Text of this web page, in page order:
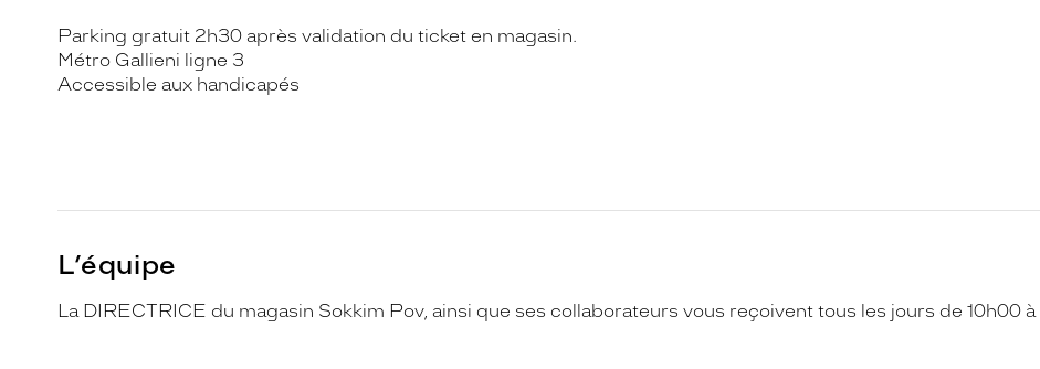
Parking gratuit 2h30 après validation du ticket en magasin.
Métro Gallieni ligne 3
Accessible aux handicapés
L’équipe
La DIRECTRICE du magasin Sokkim Pov, ainsi que ses collaborateurs vous reçoivent tous les jours de 10h00